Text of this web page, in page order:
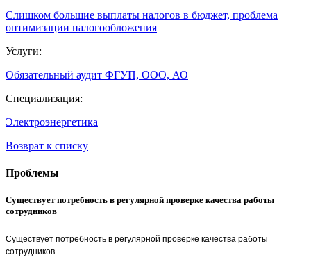
Слишком большие выплаты налогов в бюджет, проблема
оптимизации налогообложения
Услуги:
Обязательный аудит ФГУП, ООО, АО
Специализация:
Электроэнергетика
Возврат к списку
Проблемы
Существует потребность в регулярной проверке качества работы
сотрудников
Существует потребность в регулярной проверке качества работы
сотрудников